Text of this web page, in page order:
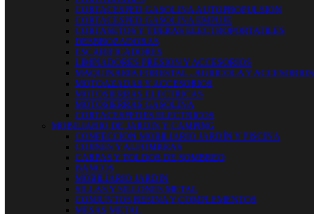
CORTACESPED GASOLINA AUTOPROPULSION
CORTACESPED GASOLINA EMPUJE
CORTASETOS Y TIJERAS ELECTROPORTATILES
DESBROZADORAS
ESCARIFICADORES
LIMPIADORES PRESION Y ACCESORIOS
MAQUINARIA FORESTAL - AGRICOLA Y ACCESORIOS
MOTOAZADAS Y ACCESORIOS
MOTOSIERRAS ELECTRICAS
MOTOSIERRAS GASOLINA
CORTACESPEDES ELECTRICOS
MOBILIARIO DE JARDIN Y CAMPING
CONFECCION MOBILIARIO JARDÍN Y PISCINA
COJINES Y ALFOMBRAS
CARPAS Y TOLDOS DE SOMBREO
BANCOS
MOBILIARIO JARDIN
SILLAS Y SILLONES METAL
CONJUNTOS RESINA Y COMPLEMENTOS
MESAS METAL